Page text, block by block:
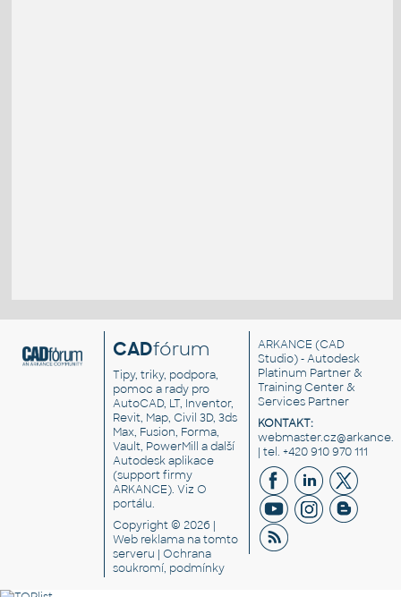
CADfórum
Tipy, triky, podpora,
pomoc a rady pro
AutoCAD, LT, Inventor,
Revit, Map, Civil 3D, 3ds
Max, Fusion, Forma,
Vault, PowerMill a další
Autodesk aplikace
(support firmy
ARKANCE). VizO
portálu.
Copyright © 2026 |
Web reklama na tomto
serveru |Ochrana
soukromí, podmínky
ARKANCE (CAD
Studio) - Autodesk
Platinum Partner &
Training Center &
Services Partner
KONTAKT:
| tel. +420 910 970 111